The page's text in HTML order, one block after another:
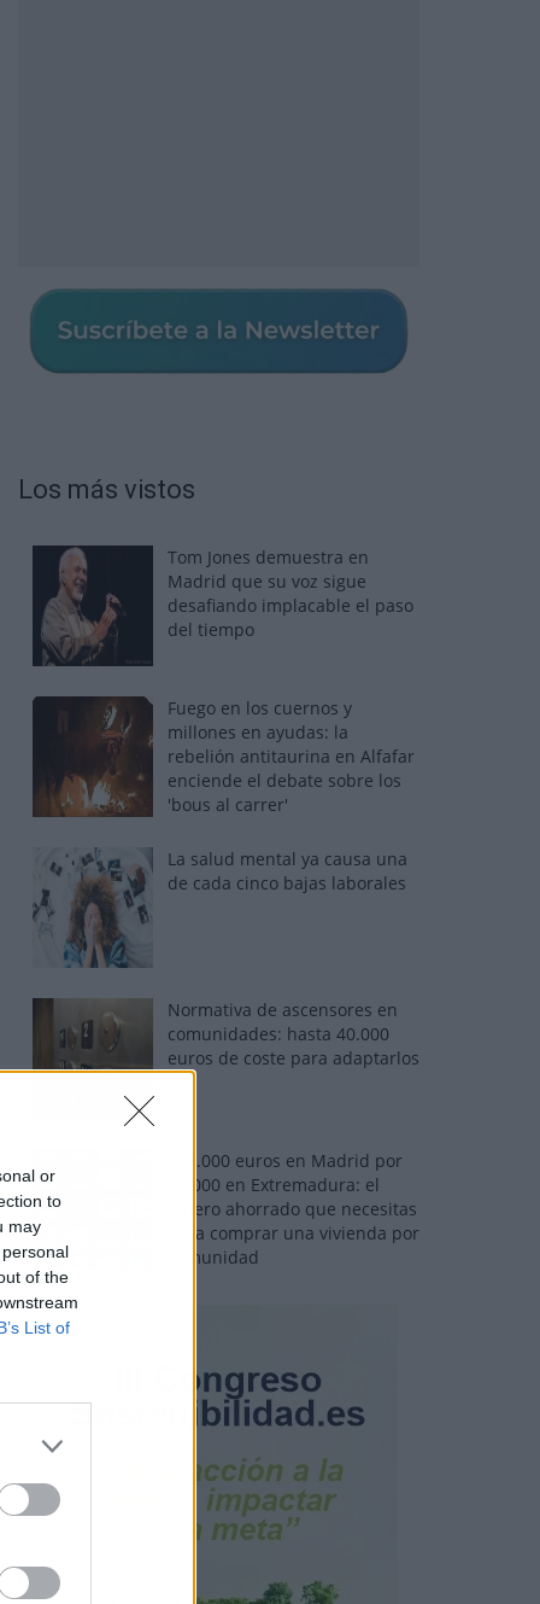
or
to
may
of the
List of
Los más vistos
Tom Jones demuestra en
Madrid que su voz sigue
desafiando implacable el paso
del tiempo
Fuego en los cuernos y
millones en ayudas: la
rebelión antitaurina en Alfafar
enciende el debate sobre los
'bous al carrer'
La salud mental ya causa una
de cada cinco bajas laborales
Normativa de ascensores en
comunidades: hasta 40.000
euros de coste para adaptarlos
110.000 euros en Madrid por
31.000 en Extremadura: el
dinero ahorrado que necesitas
para comprar una vivienda por
comunidad